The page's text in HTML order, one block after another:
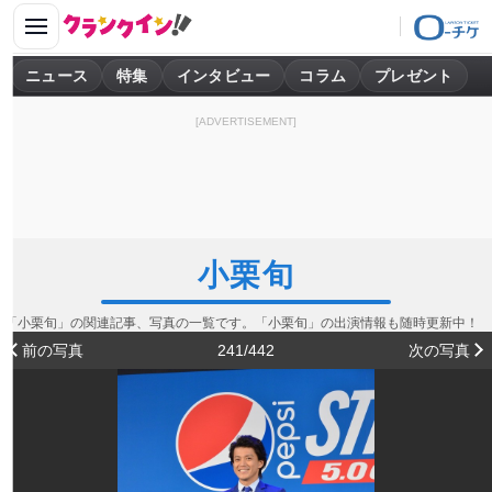
ニュース 特集 インタビュー コラム プレゼント
[ADVERTISEMENT]
小栗旬
「小栗旬」の関連記事、写真の一覧です。「小栗旬」の出演情報も随時更新中！
前の写真 241/442 次の写真